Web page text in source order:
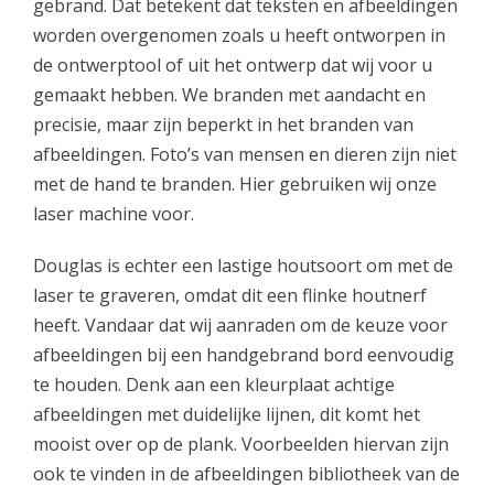
gebrand. Dat betekent dat teksten en afbeeldingen
worden overgenomen zoals u heeft ontworpen in
de ontwerptool of uit het ontwerp dat wij voor u
gemaakt hebben. We branden met aandacht en
precisie, maar zijn beperkt in het branden van
afbeeldingen. Foto’s van mensen en dieren zijn niet
met de hand te branden. Hier gebruiken wij onze
laser machine voor.
Douglas is echter een lastige houtsoort om met de
laser te graveren, omdat dit een flinke houtnerf
heeft. Vandaar dat wij aanraden om de keuze voor
afbeeldingen bij een handgebrand bord eenvoudig
te houden. Denk aan een kleurplaat achtige
afbeeldingen met duidelijke lijnen, dit komt het
mooist over op de plank. Voorbeelden hiervan zijn
ook te vinden in de afbeeldingen bibliotheek van de